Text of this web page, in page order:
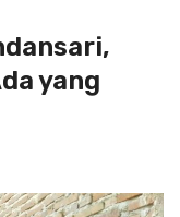
yang